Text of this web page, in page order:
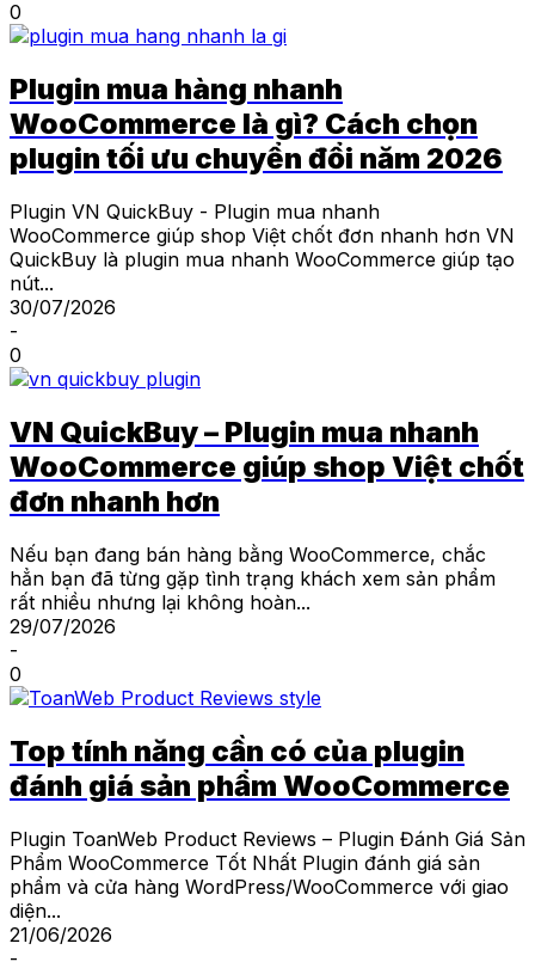
0
Plugin mua hàng nhanh
WooCommerce là gì? Cách chọn
plugin tối ưu chuyển đổi năm 2026
Plugin VN QuickBuy - Plugin mua nhanh
WooCommerce giúp shop Việt chốt đơn nhanh hơn VN
QuickBuy là plugin mua nhanh WooCommerce giúp tạo
nút...
30/07/2026
-
0
VN QuickBuy – Plugin mua nhanh
WooCommerce giúp shop Việt chốt
đơn nhanh hơn
Nếu bạn đang bán hàng bằng WooCommerce, chắc
hẳn bạn đã từng gặp tình trạng khách xem sản phẩm
rất nhiều nhưng lại không hoàn...
29/07/2026
-
0
Top tính năng cần có của plugin
đánh giá sản phẩm WooCommerce
Plugin ToanWeb Product Reviews – Plugin Đánh Giá Sản
Phẩm WooCommerce Tốt Nhất Plugin đánh giá sản
phẩm và cửa hàng WordPress/WooCommerce với giao
diện...
21/06/2026
-